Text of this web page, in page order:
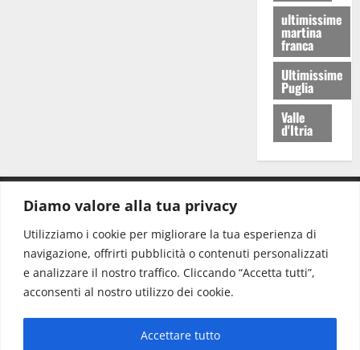
Diamo valore alla tua privacy
Utilizziamo i cookie per migliorare la tua esperienza di
navigazione, offrirti pubblicità o contenuti personalizzati
e analizzare il nostro traffico. Cliccando “Accetta tutti”,
acconsenti al nostro utilizzo dei cookie.
Accettare tutto
ultimissime
martina
franca
Ultimissime
Puglia
Valle
d'Itria
Redazione: redazione@www.martinasera.it
Direttore:direttore@www.martinasera.it
Info & Commerciale:info@www.martinasera.it